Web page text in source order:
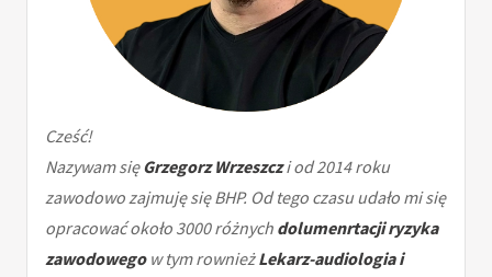
Cześć!
Nazywam sięGrzegorz Wrzeszczi od 2014 roku
zawodowo zajmuję się BHP. Od tego czasu udało mi się
opracować około 3000 różnych dolumenrtacji ryzyka
zawodowegow tym rownieżLekarz-audiologia i